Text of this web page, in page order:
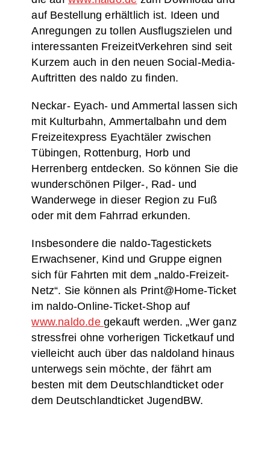
auf Bestellung erhältlich ist. Ideen und
Anregungen zu tollen Ausflugszielen und
interessanten FreizeitVerkehren sind seit
Kurzem auch in den neuen Social-Media-
Auftritten des naldo zu finden.
Neckar- Eyach- und Ammertal lassen sich
mit Kulturbahn, Ammertalbahn und dem
Freizeitexpress Eyachtäler zwischen
Tübingen, Rottenburg, Horb und
Herrenberg entdecken. So können Sie die
wunderschönen Pilger-, Rad- und
Wanderwege in dieser Region zu Fuß
oder mit dem Fahrrad erkunden.
Insbesondere die naldo-Tagestickets
Erwachsener, Kind und Gruppe eignen
sich für Fahrten mit dem „naldo-Freizeit-
Netz“. Sie können als Print@Home-Ticket
im naldo-Online-Ticket-Shop auf
www.naldo.degekauft werden. „Wer ganz
stressfrei ohne vorherigen Ticketkauf und
vielleicht auch über das naldoland hinaus
unterwegs sein möchte, der fährt am
besten mit dem Deutschlandticket oder
dem Deutschlandticket JugendBW.